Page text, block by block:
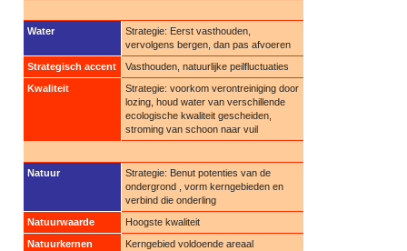
Water
Strategie: Eerst vasthouden,
vervolgens bergen, dan pas afvoeren
Strategisch accent
Vasthouden, natuurlijke peilfluctuaties
Kwaliteit
Strategie: voorkom verontreiniging door
lozing, houd water van verschillende
ecologische kwaliteit gescheiden,
stroming van schoon naar vuil
Natuur
Strategie: Benut potenties van de
ondergrond , vorm kerngebieden en
verbind die onderling
Natuurwaarde
Hoogste kwaliteit
Natuurkernen
Kerngebied voldoende areaal